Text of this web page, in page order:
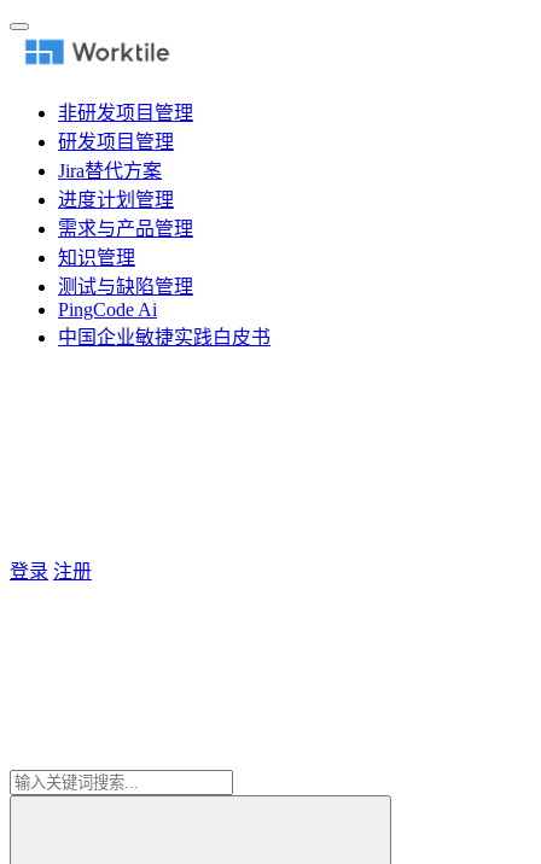
非研发项目管理
研发项目管理
Jira替代方案
进度计划管理
需求与产品管理
知识管理
测试与缺陷管理
PingCode Ai
中国企业敏捷实践白皮书
登录 注册